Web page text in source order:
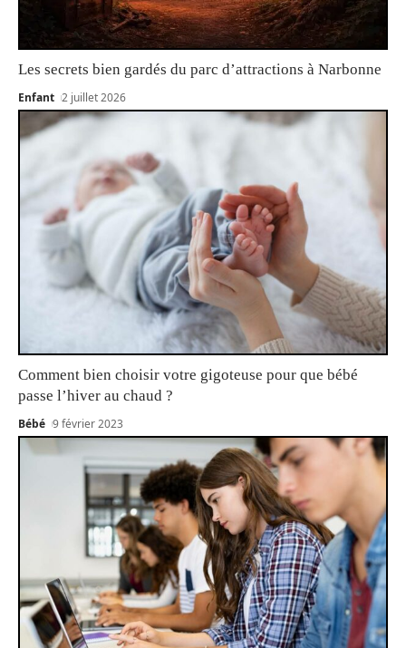
Les secrets bien gardés du parc d’attractions à Narbonne
Enfant 2 juillet 2026
Comment bien choisir votre gigoteuse pour que bébé
passe l’hiver au chaud ?
Bébé 9 février 2023